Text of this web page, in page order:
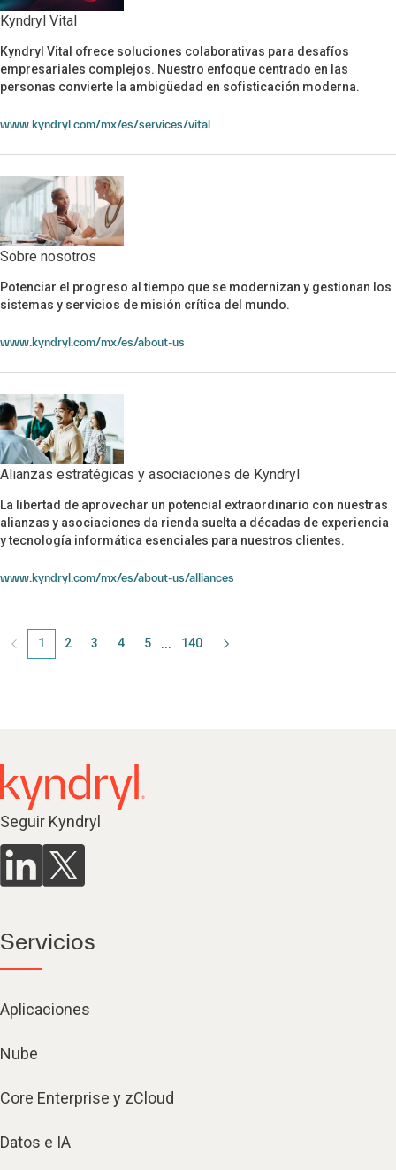
Kyndryl Vital
Kyndryl Vital
Kyndryl Vital ofrece soluciones colaborativas para desafíos
empresariales complejos. Nuestro enfoque centrado en las
personas convierte la ambigüedad en sofisticación moderna.
www.kyndryl.com/mx/es/services/vital
Sobre nosotros
Sobre nosotros
Potenciar el progreso al tiempo que se modernizan y gestionan los
sistemas y servicios de misión crítica del mundo.
www.kyndryl.com/mx/es/about-us
Alianzas estratégicas y asociaciones de Kyndryl
Alianzas estratégicas y asociaciones de Kyndryl
La libertad de aprovechar un potencial extraordinario con nuestras
alianzas y asociaciones da rienda suelta a décadas de experiencia
y tecnología informática esenciales para nuestros clientes.
www.kyndryl.com/mx/es/about-us/alliances
Página
1 Página
2 Página
3 Página
4 Página
5 ... Página
140
Seguir Kyndryl
Servicios
Aplicaciones
Nube
Core Enterprise y zCloud
Datos e IA